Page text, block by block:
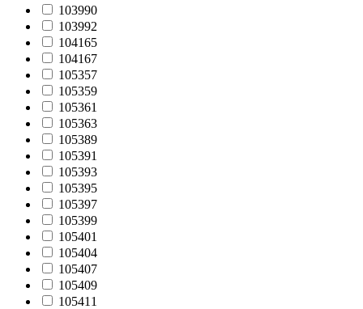
103990
103992
104165
104167
105357
105359
105361
105363
105389
105391
105393
105395
105397
105399
105401
105404
105407
105409
105411